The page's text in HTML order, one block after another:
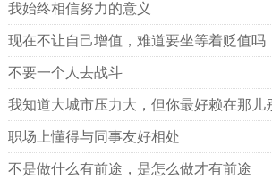
我始终相信努力的意义
现在不让自己增值，难道要坐等着贬值吗
不要一个人去战斗
我知道大城市压力大，但你最好赖在那儿
职场上懂得与同事友好相处
不是做什么有前途，是怎么做才有前途